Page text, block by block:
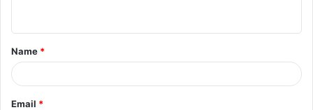
t
*
Name *
Email *